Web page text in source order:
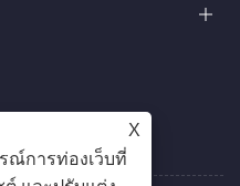
X
ณ์การท่องเว็บที่